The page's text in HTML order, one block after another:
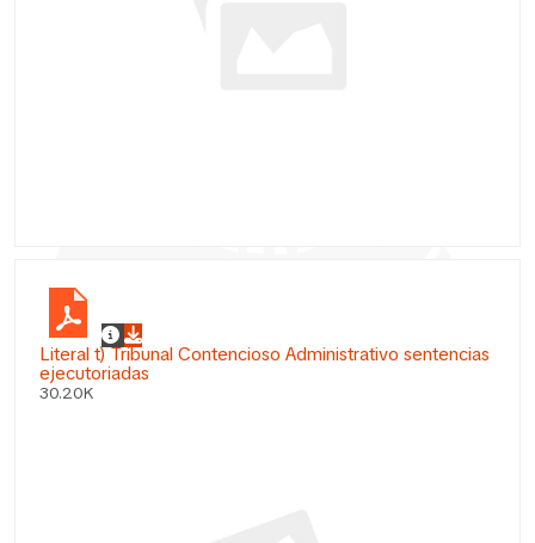
Literal t) Tribunal Contencioso Administrativo sentencias
ejecutoriadas
30.20K